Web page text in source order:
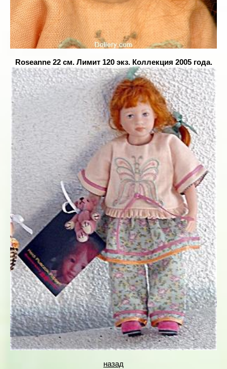
Roseanne 22 см. Лимит 120 экз. Коллекция 2005 года.
назад